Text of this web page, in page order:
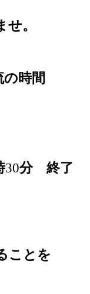
。
時間
30分 終了
ことを